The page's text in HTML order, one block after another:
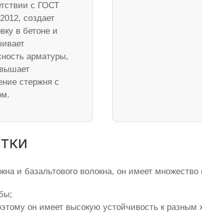
с ГОСТ
создает
в бетоне и
арматуры,
стержня с
и базальтового волокна, он имеет
он имеет высокую устойчивость к разным